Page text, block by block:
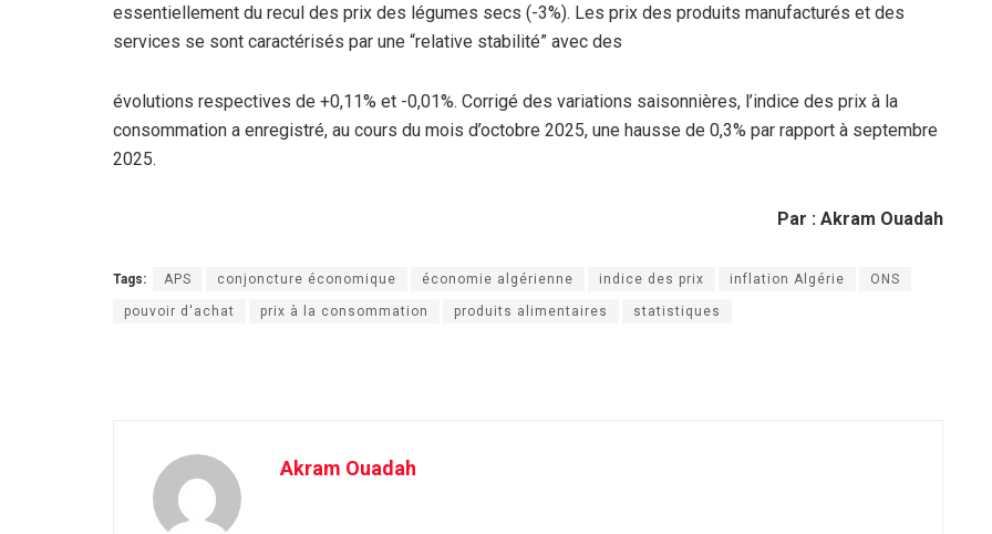
essentiellement du recul des prix des légumes secs (-3%). Les prix des produits manufacturés et des
services se sont caractérisés par une “relative stabilité” avec des
évolutions respectives de +0,11% et -0,01%. Corrigé des variations saisonnières, l’indice des prix à la
consommation a enregistré, au cours du mois d’octobre 2025, une hausse de 0,3% par rapport à septembre
2025.
Par : Akram Ouadah
Tags: APS conjoncture économique économie algérienne indice des prix inflation Algérie ONS
pouvoir d'achat prix à la consommation produits alimentaires statistiques
Akram Ouadah